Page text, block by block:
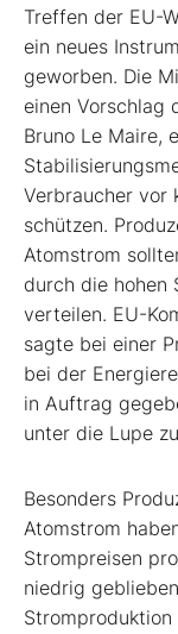
Treffen der EU-
ein neues
geworben. Die
einen Vorschlag
Bruno Le Maire,
Verbraucher vor
schützen.
Atomstrom
durch die hohen
verteilen. EU-
sagte bei einer
bei der
in Auftrag
unter die Lupe
Besonders
Atomstrom
Strompreisen
niedrig